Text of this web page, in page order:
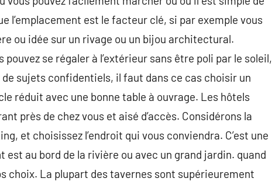
l’emplacement est le facteur clé, si par exemple vous
ou idée sur un rivage ou un bijou architectural.
se régaler à l’extérieur sans être poli par le soleil,
de sujets confidentiels, il faut dans ce cas choisir un
réduit avec une bonne table à ouvrage. Les hôtels
près de chez vous et aisé d’accès. Considérons la
et choisissez l’endroit qui vous conviendra. C’est une
au bord de la rivière ou avec un grand jardin. quand
choix. La plupart des tavernes sont supérieurement